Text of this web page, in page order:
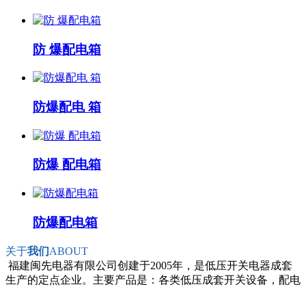
防 爆配电箱
防爆配电 箱
防爆 配电箱
防爆配电箱
关于我们ABOUT
福建闽先电器有限公司创建于2005年，是低压开关电器成套
生产的定点企业。主要产品是：各类低压成套开关设备，配电